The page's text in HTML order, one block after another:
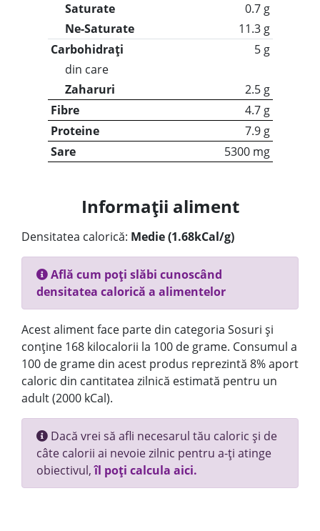
Saturate
0.7 g
Ne-Saturate
11.3 g
Carbohidrați
5 g
din care
Zaharuri
2.5 g
Fibre
4.7 g
Proteine
7.9 g
Sare
5300 mg
Informații aliment
Densitatea calorică: Medie (1.68kCal/g)
Află cum poți slăbi cunoscând
densitatea calorică a alimentelor
Acest aliment face parte din categoria Sosuri și
conține 168 kilocalorii la 100 de grame. Consumul a
100 de grame din acest produs reprezintă 8% aport
caloric din cantitatea zilnică estimată pentru un
adult (2000 kCal).
Dacă vrei să afli necesarul tău caloric și de
câte calorii ai nevoie zilnic pentru a-ți atinge
obiectivul,îl poți calcula aici.